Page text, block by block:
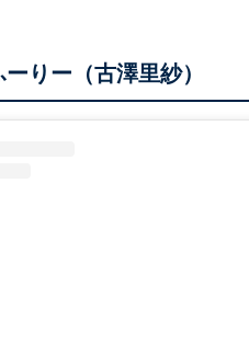
りー（古澤里紗）